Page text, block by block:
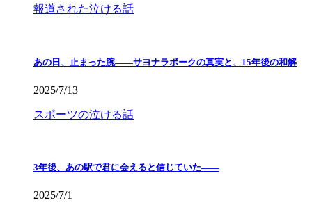
報道された泣ける話
あの日、止まった腕――サヨナラボークの真実と、15年後の和解
2025/7/13
スポーツの泣ける話
3年後、あの駅で君に会えると信じていた——
2025/7/1